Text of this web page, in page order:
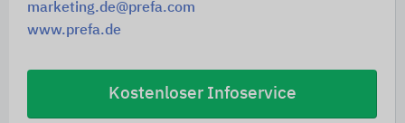
marketing.de@prefa.com
www.prefa.de
Kostenloser Infoservice